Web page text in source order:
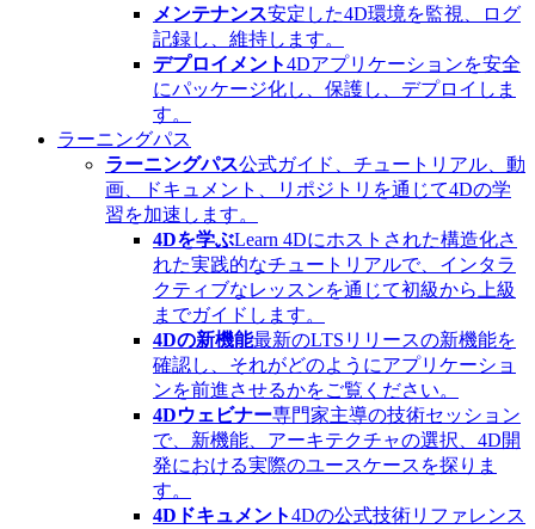
メンテナンス安定した4D環境を監視、ログ
記録し、維持します。
デプロイメント4Dアプリケーションを安全
にパッケージ化し、保護し、デプロイしま
す。
ラーニングパス
ラーニングパス公式ガイド、チュートリアル、動
画、ドキュメント、リポジトリを通じて4Dの学
習を加速します。
4Dを学ぶLearn 4Dにホストされた構造化さ
れた実践的なチュートリアルで、インタラ
クティブなレッスンを通じて初級から上級
までガイドします。
4Dの新機能最新のLTSリリースの新機能を
確認し、それがどのようにアプリケーショ
ンを前進させるかをご覧ください。
4Dウェビナー専門家主導の技術セッション
で、新機能、アーキテクチャの選択、4D開
発における実際のユースケースを探りま
す。
4Dドキュメント4Dの公式技術リファレンス